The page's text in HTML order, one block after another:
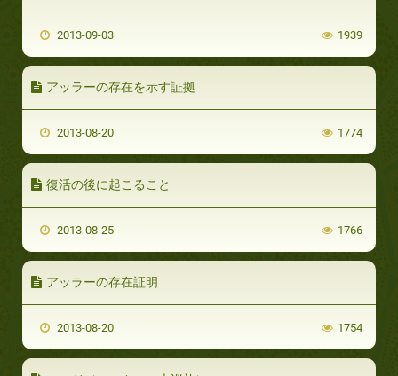
2013-09-03 1939
アッラーの存在を示す証拠
2013-08-20 1774
復活の後に起こること
2013-08-25 1766
アッラーの存在証明
2013-08-20 1754